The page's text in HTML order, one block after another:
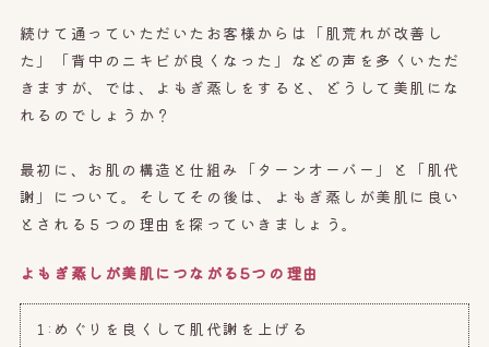
続けて通っていただいたお客様からは「肌荒れが改善し
た」「背中のニキビが良くなった」などの声を多くいただ
きますが、では、よもぎ蒸しをすると、どうして美肌にな
れるのでしょうか？
最初に、お肌の構造と仕組み「ターンオーバー」と「肌代
謝」について。そしてその後は、よもぎ蒸しが美肌に良い
とされる５つの理由を探っていきましょう。
よもぎ蒸しが美肌につながる5つの理由
1:めぐりを良くして肌代謝を上げる